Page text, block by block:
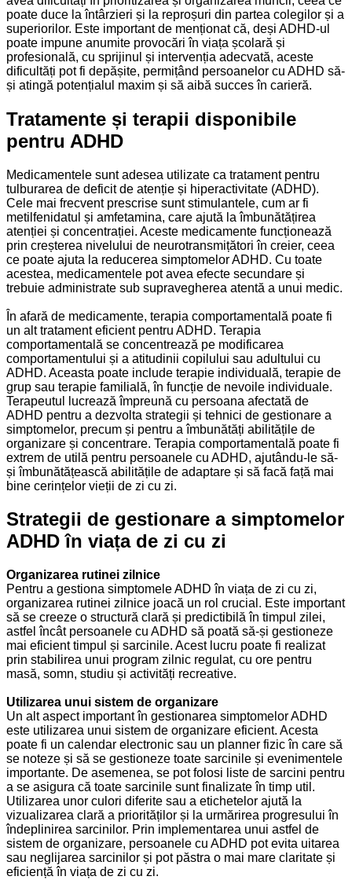
poate duce la întârzieri și la reproșuri din partea colegilor și a
superiorilor. Este important de menționat că, deși ADHD-ul
poate impune anumite provocări în viața școlară și
profesională, cu sprijinul și intervenția adecvată, aceste
dificultăți pot fi depășite, permițând persoanelor cu ADHD să-
și atingă potențialul maxim și să aibă succes în carieră.
Tratamente și terapii disponibile
pentru ADHD
Medicamentele sunt adesea utilizate ca tratament pentru
tulburarea de deficit de atenție și hiperactivitate (ADHD).
Cele mai frecvent prescrise sunt stimulantele, cum ar fi
metilfenidatul și amfetamina, care ajută la îmbunătățirea
atenției și concentrației. Aceste medicamente funcționează
prin creșterea nivelului de neurotransmițători în creier, ceea
ce poate ajuta la reducerea simptomelor ADHD. Cu toate
acestea, medicamentele pot avea efecte secundare și
trebuie administrate sub supravegherea atentă a unui medic.
În afară de medicamente, terapia comportamentală poate fi
un alt tratament eficient pentru ADHD. Terapia
comportamentală se concentrează pe modificarea
comportamentului și a atitudinii copilului sau adultului cu
ADHD. Aceasta poate include terapie individuală, terapie de
grup sau terapie familială, în funcție de nevoile individuale.
Terapeutul lucrează împreună cu persoana afectată de
ADHD pentru a dezvolta strategii și tehnici de gestionare a
simptomelor, precum și pentru a îmbunătăți abilitățile de
organizare și concentrare. Terapia comportamentală poate fi
extrem de utilă pentru persoanele cu ADHD, ajutându-le să-
și îmbunătățească abilitățile de adaptare și să facă față mai
bine cerințelor vieții de zi cu zi.
Strategii de gestionare a simptomelor
ADHD în viața de zi cu zi
Organizarea rutinei zilnice
Pentru a gestiona simptomele ADHD în viața de zi cu zi,
organizarea rutinei zilnice joacă un rol crucial. Este important
să se creeze o structură clară și predictibilă în timpul zilei,
astfel încât persoanele cu ADHD să poată să-și gestioneze
mai eficient timpul și sarcinile. Acest lucru poate fi realizat
prin stabilirea unui program zilnic regulat, cu ore pentru
masă, somn, studiu și activități recreative.
Utilizarea unui sistem de organizare
Un alt aspect important în gestionarea simptomelor ADHD
este utilizarea unui sistem de organizare eficient. Acesta
poate fi un calendar electronic sau un planner fizic în care să
se noteze și să se gestioneze toate sarcinile și evenimentele
importante. De asemenea, se pot folosi liste de sarcini pentru
a se asigura că toate sarcinile sunt finalizate în timp util.
Utilizarea unor culori diferite sau a etichetelor ajută la
vizualizarea clară a priorităților și la urmărirea progresului în
îndeplinirea sarcinilor. Prin implementarea unui astfel de
sistem de organizare, persoanele cu ADHD pot evita uitarea
sau neglijarea sarcinilor și pot păstra o mai mare claritate și
eficiență în viața de zi cu zi.